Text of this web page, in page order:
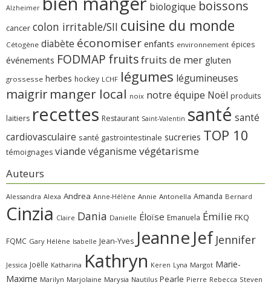
Alzheimer biologique boissons
cancer colon irritable/SII cuisine du monde
Cétogène diabète économiser enfants environnement épices
événements FODMAP fruitsfruits de mer gluten
grossesse herbes hockey LCHF légumes légumineuses
maigrir manger local noix notre équipe Noël produits
laitiers recettes Restaurant Saint-Valentin santé santé
cardiovasculaire santé gastrointestinale sucreries TOP 10
témoignages viande véganisme végétarisme
Auteurs
Alessandra Alexa Andrea Anne-Hélène Annie Antonella Amanda Bernard
Cinzia Claire Dania Danielle Éloïse Emanuela Émilie FKQ
FQMC Gary Hélène Isabelle Jean-Yves Jeanne Jef Jennifer
Jessica Joëlle Katharina Kathryn Keren Lyna Margot Marie-
Maxime Marilyn Marjolaine Marysia Nautilus Pearle Pierre Rebecca Steven